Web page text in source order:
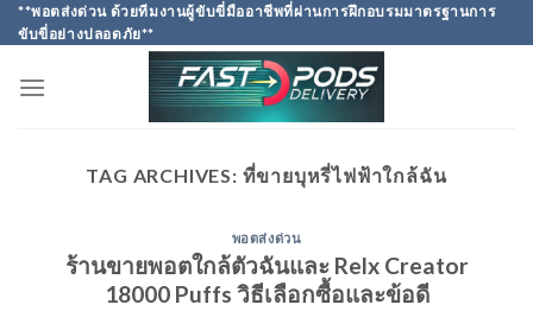
Skip
to
**พอตส่งด่วน ด้วยทีมงานผู้ขับขี่มืออาชีพที่ผ่านการฝึกอบรมมาตรฐานการ
ขับขี่อย่างปลอดภัย**
TAG ARCHIVES: ที่ขายบุหรี่ไฟฟ้าใกล้ฉัน
พอตส่งด่วน
ร้านขายพอตใกล้ตัวฉันและ Relx Creator
18000 Puffs วิธีเลือกซื้อและข้อดี